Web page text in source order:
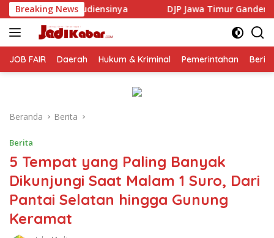
Langsung
ke
konten
Breaking News
DJP Jawa Timur Gandeng GP Ansor Tingkatkan
JOB FAIR Daerah Hukum & Kriminal Pemerintahan
Beranda Berita
Berita
5 Tempat yang Paling Banyak
Dikunjungi Saat Malam 1 Suro, Dari
Pantai Selatan hingga Gunung
Keramat